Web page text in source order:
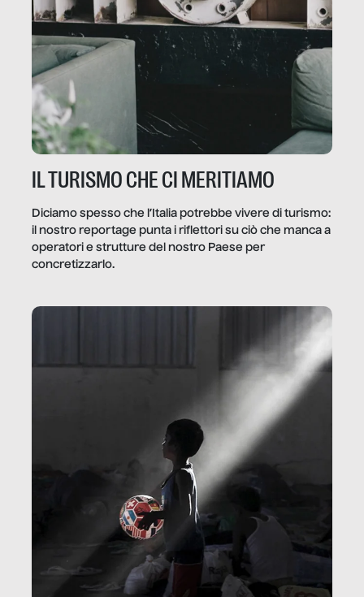
IL TURISMO CHE CI MERITIAMO
Diciamo spesso che l’Italia potrebbe vivere di turismo:
il nostro reportage punta i riflettori su ciò che manca a
operatori e strutture del nostro Paese per
concretizzarlo.